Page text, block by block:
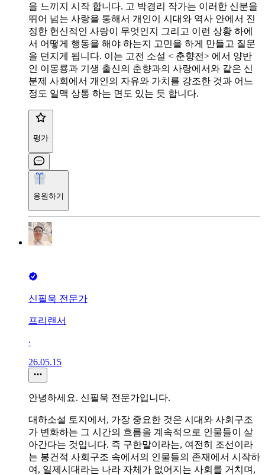
을 느끼지 시작 합니다. 고 박경리 작가는 이러한 신분을
뛰어 넘는 사랑을 통해서 개인이 시대와 역사 안에서 진
정한 헌신적인 사랑이 무엇인지 그리고 이런 상황 하에
서 어떻게 행동을 해야 하는지 고민을 하게 만들고 질문
을 던지게 됩니다. 이는 고전 소설 < 춘향전> 에서 양반
인 이몽룡과 기생 출신의 춘향과의 사랑에서와 같은 신
분제 사회에서 개인의 자유와 가치를 강조한 것과 어느
정도 일맥 상통 하는 면도 있는 듯 합니다.
평가
응원하기
신필욱 전문가
프리랜서
∙
26.05.15
안녕하세요. 신필욱 전문가입니다.
대하소설 토지에서, 가장 중요한 것은 시대와 사회구조
가 변화하는 그 시간의 흐름을 계속적으로 인물들이 살
아간다는 것입니다. 즉 구한말이라는, 여전히 조선이라
는 봉건적 사회구조 속에서의 인물들의 존재에서 시작하
여, 일제시대라는 나라 자체가 없어지는 사회를 거치며,